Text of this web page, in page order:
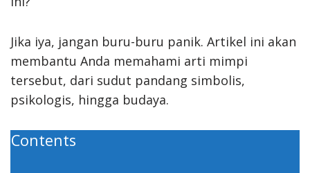
Jika iya, jangan buru-buru panik. Artikel ini akan
membantu Anda memahami arti mimpi
tersebut, dari sudut pandang simbolis,
psikologis, hingga budaya.
Contents